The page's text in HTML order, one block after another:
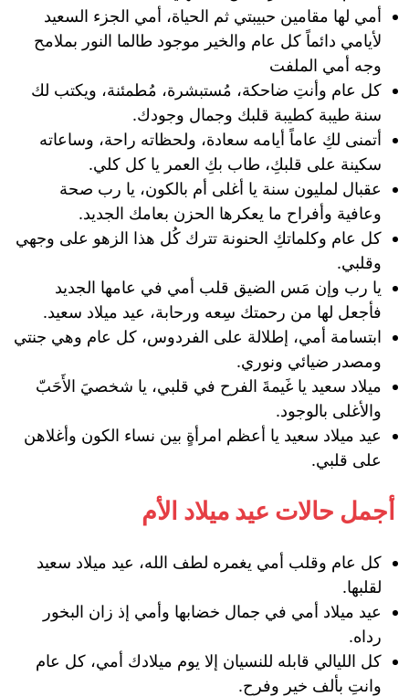
أمي لها مقامين حبيبتي ثم الحياة، أمي الجزء السعيد
لأيامي دائماً كل عام والخير موجود طالما النور بملامح
وجه أمي الملفت
كل عام وأنتِ ضاحكة، مُستبشرة، مُطمئنة، ويكتب لك
سنة طيبة كطيبة قلبك وجمال وجودك.
أتمنى لكِ عاماً أيامه سعادة، ولحظاته راحة، وساعاته
سكينة على قلبكِ، طاب بكِ العمر يا كل كلي.
عقبال لمليون سنة يا أغلى أم بالكون، يا رب صحة
وعافية وأفراح ما يعكرها الحزن بعامك الجديد.
كل عام وكلماتكِ الحنونة تترك كُل هذا الزهو على وجهي
وقلبي.
يا رب وإن مَس الضيق قلب أمي في عامها الجديد
فأجعل لها من رحمتك سِعه ورحابة، عيد ميلاد سعيد.
ابتسامة أمي، إطلالة على الفردوس، كل عام وهي جنتي
ومصدر ضيائي ونوري.
ميلاد سعيد يا غَيمةَ الفرح في قلبي، يا شخصيَ الأَحَبّ
والأغلى بالوجود.
عيد ميلاد سعيد يا أعظم امرأةٍ بين نساء الكون وأغلاهن
على قلبي.
أجمل حالات عيد ميلاد الأم
كل عام وقلب أمي يغمره لطف الله، عيد ميلاد سعيد
لقلبها.
عيد ميلاد أمي في جمال خضابها وأمي إذ زان البخور
رداه.
‏كل الليالي قابله للنسيان إلا يوم ميلادك أمي، كل عام
وانتِ بألف خير وفرح.